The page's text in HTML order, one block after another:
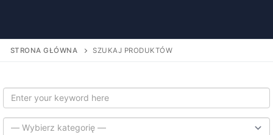
STRONA GŁÓWNA SZUKAJ PRODUKTÓW